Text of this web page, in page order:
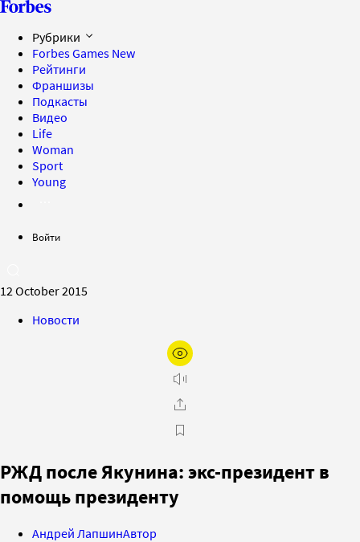
Рубрики
Forbes Games New
Рейтинги
Франшизы
Подкасты
Видео
Life
Woman
Sport
Young
Войти
12 October 2015
Новости
РЖД после Якунина: экс-президент в
помощь президенту
Андрей ЛапшинАвтор